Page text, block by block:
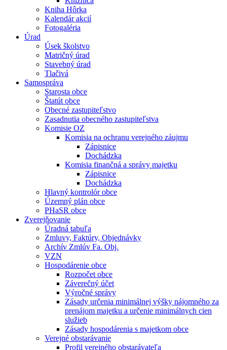
Kniha Hôrka
Kalendár akcií
Fotogaléria
Úrad
Úsek školstvo
Matričný úrad
Stavebný úrad
Tlačivá
Samospráva
Starosta obce
Štatút obce
Obecné zastupiteľstvo
Zasadnutia obecného zastupiteľstva
Komisie OZ
Komisia na ochranu verejného záujmu
Zápisnice
Dochádzka
Komisia finančná a správy majetku
Zápisnice
Dochádzka
Hlavný kontrolór obce
Územný plán obce
PHaSR obce
Zverejňovanie
Úradná tabuľa
Zmluvy, Faktúry, Objednávky
Archív Zmlúv Fa. Obj.
VZN
Hospodárenie obce
Rozpočet obce
Záverečný účet
Výročné správy
Zásady určenia minimálnej výšky nájomného za
prenájom majetku a určenie minimálnych cien
služieb
Zásady hospodárenia s majetkom obce
Verejné obstarávanie
Profil verejného obstarávateľa